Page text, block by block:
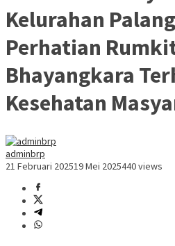
Kelurahan
Perhatian
Bhayangkara
Kesehatan
adminbrp
21 Februari 202519 Mei 2025440 views